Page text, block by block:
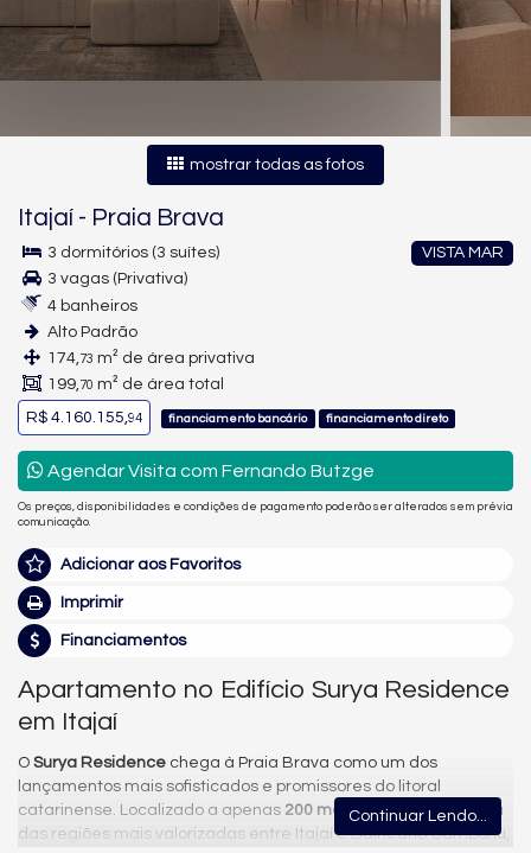
mostrar todas as fotos
Itajaí - Praia Brava
VISTA MAR
3 dormitórios (3 suítes)
3 vagas (Privativa)
4 banheiros
Alto Padrão
174,73 m² de área privativa
199,70 m² de área total
R$ 4.160.155,94 financiamento bancário financiamento direto
Agendar Visita com Fernando Butzge
Os preços, disponibilidades e condições de pagamento poderão ser alterados sem prévia
comunicação.
Adicionar aos Favoritos
Imprimir
Financiamentos
Apartamento no Edifício Surya Residence
em Itajaí
O Surya Residence chega à Praia Brava como um dos
lançamentos mais sofisticados e promissores do litoral
catarinense. Localizado a apenas 200 metros do mar , em uma
das regiões mais valorizadas entre Itajaí e Balneário Camboriú,
Continuar Lendo...